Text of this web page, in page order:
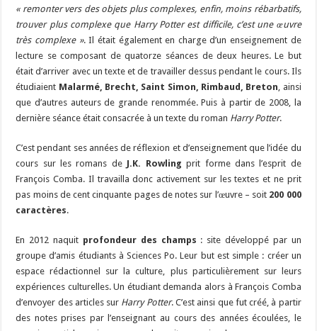
« remonter vers des objets plus complexes, enfin, moins rébarbatifs,
trouver plus complexe que Harry Potter est difficile, c’est une œuvre
très complexe ». Il était également en charge d’un enseignement de
lecture se composant de quatorze séances de deux heures. Le but
était d’arriver avec un texte et de travailler dessus pendant le cours. Ils
étudiaient Malarmé, Brecht, Saint Simon, Rimbaud, Breton, ainsi
que d’autres auteurs de grande renommée. Puis à partir de 2008, la
dernière séance était consacrée à un texte du roman Harry Potter.
C’est pendant ses années de réflexion et d’enseignement que l’idée du
cours sur les romans de J.K. Rowling prit forme dans l’esprit de
François Comba. Il travailla donc activement sur les textes et ne prit
pas moins de cent cinquante pages de notes sur l’œuvre – soit 200 000
caractères.
En 2012 naquit profondeur des champs : site développé par un
groupe d’amis étudiants à Sciences Po. Leur but est simple : créer un
espace rédactionnel sur la culture, plus particulièrement sur leurs
expériences culturelles. Un étudiant demanda alors à François Comba
d’envoyer des articles sur Harry Potter. C’est ainsi que fut créé, à partir
des notes prises par l’enseignant au cours des années écoulées, le